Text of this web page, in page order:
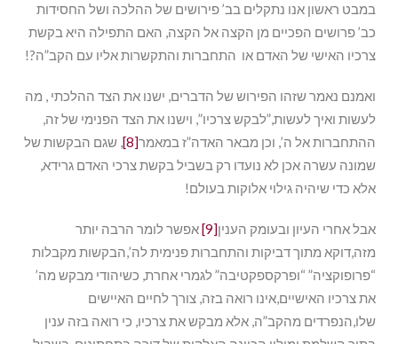
במבט ראשון אנו נתקלים בב’ פירושים של ההלכה ושל החסידות
כב’ פרושים הפכיים מן הקצה אל הקצה, האם התפילה היא בקשת
צרכיו האישי של האדם או התחברות והתקשרות אליו עם הקב”ה?!
ואמנם נאמר שזהו הפירוש של הדברים, ישנו את הצד ההלכתי , מה
לעשות ואיך לעשות,”לבקש צרכיו”, וישנו את הצד הפנימי של זה,
ההתחברות אל ה’, וכן מבאר האדה”ז במאמר[8]
, שגם הבקשות של
שמונה עשרה אכן לא נועדו רק בשביל בקשת צרכי האדם גרידא,
אלא כדי שיהיה גילוי אלוקות בעולם!
אבל אחרי העיון ובעומק הענין[9]
אפשר לומר הרבה יותר
מזה,דוקא מתוך דביקות והתחברות פנימית לה’,הבקשות מקבלות
“פרופוקציה” “ופרקספקטיבה” לגמרי אחרת, כשיהודי מבקש מה’
את צרכיו האישיים,אינו רואה בזה, צורך לחיים האיישים
שלו,הנפרדים מהקב”ה, אלא מבקש את צרכיו, כי רואה בזה ענין